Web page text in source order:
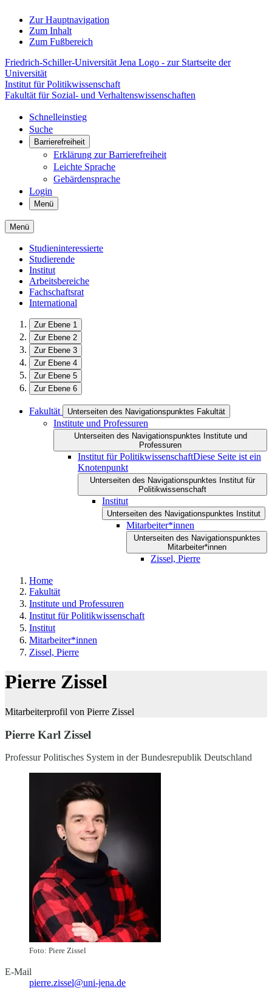
Zur Hauptnavigation
Zum Inhalt
Zum Fußbereich
Friedrich-Schiller-Universität Jena Logo - zur Startseite der
Universität
Institut für Politikwissenschaft
Fakultät für Sozial- und Verhaltenswissenschaften
Schnelleinstieg
Suche
Barrierefreiheit
Erklärung zur Barrierefreiheit
Leichte Sprache
Gebärdensprache
Login
Menü
Menü
Studieninteressierte
Studierende
Institut
Arbeitsbereiche
Fachschaftsrat
International
Zur Ebene 1
Zur Ebene 2
Zur Ebene 3
Zur Ebene 4
Zur Ebene 5
Zur Ebene 6
Fakultät Unterseiten des Navigationspunktes Fakultät
Institute und Professuren
Unterseiten des Navigationspunktes Institute und
Professuren
Institut für PolitikwissenschaftDiese Seite ist ein
Knotenpunkt
Unterseiten des Navigationspunktes Institut für
Politikwissenschaft
Institut
Unterseiten des Navigationspunktes Institut
Mitarbeiter*innen
Unterseiten des Navigationspunktes
Mitarbeiter*innen
Zissel, Pierre
Home
Fakultät
Institute und Professuren
Institut für Politikwissenschaft
Institut
Mitarbeiter*innen
Zissel, Pierre
Pierre Zissel
Mitarbeiterprofil von Pierre Zissel
Pierre Karl Zissel
Professur Politisches System in der Bundesrepublik Deutschland
Foto: Piere Zissel
E-Mail
pierre.zissel@uni-jena.de